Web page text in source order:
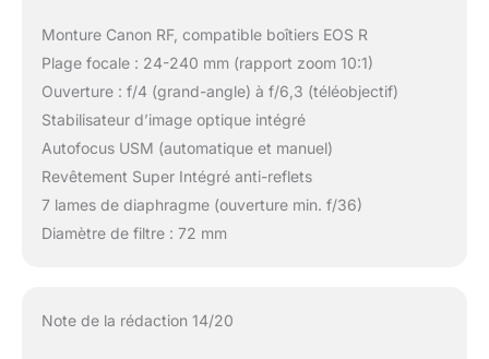
Monture Canon RF, compatible boîtiers EOS R
Plage focale : 24-240 mm (rapport zoom 10:1)
Ouverture : f/4 (grand-angle) à f/6,3 (téléobjectif)
Stabilisateur d’image optique intégré
Autofocus USM (automatique et manuel)
Revêtement Super Intégré anti-reflets
7 lames de diaphragme (ouverture min. f/36)
Diamètre de filtre : 72 mm
Note de la rédaction 14/20